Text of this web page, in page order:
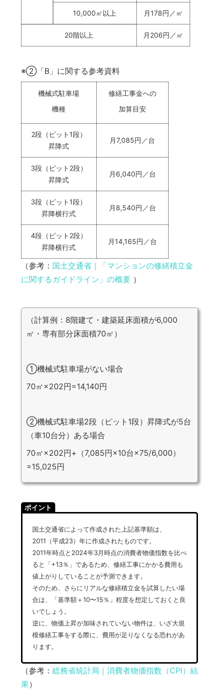
10,000㎡以上 月178円／㎡
20階以上 月206円／㎡
※②「B」に関する参考資料
機械式駐車場
機種
修繕工事金への
加算目安
2段（ピット1段）
昇降式
月7,085円／台
3段（ピット2段）
昇降式
月6,040円／台
3段（ピット1段）
昇降横行式
月8,540円／台
4段（ピット2段）
昇降横行式
月14,165円／台
（参考： 国土交通省｜「マンションの修繕積立金
に関するガイドライン」の概要）
（計算例：8階建て・建築延床面積が6,000
㎡・専有部分床面積70㎡）
①機械式駐車場がない場合
70㎡×202円=14,140円
②機械式駐車場2段（ピット1段）昇降式が5台
（車10台分）ある場合
70㎡×202円+（7,085円×10台×75/6,000）
=15,025円
ポイント
国土交通省によって作成された上記基準額は、
2011（平成23）年に作成されたものです。
2011年時点と2024年3月時点の消費者物価指数を比べ
ると「+13％」であるため、修繕工事にかかる費用も
値上がりしていることが予測できます。
そのため、さらにリアルな修繕積立金を試算したい場
合は、「基準額＋10〜15％」程度を想定しておくと良
いでしょう。
逆に、物価上昇が加味されていない物件は、いざ大規
模修繕工事をする際に、費用が足りなくなる恐れがあ
ります。
（参考： 総務省統計局｜消費者物価指数（CPI）結
果）